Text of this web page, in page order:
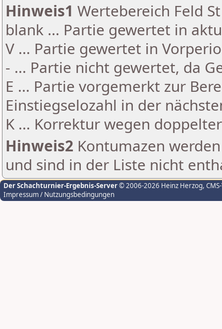
Hinweis1 Wertebereich Feld
blank ... Partie gewertet in
V ... Partie gewertet in
- ... Partie nicht gewertet, da
E ... Partie vorgemerkt zur
Einstiegselozahl in der
K ... Korrektur wegen
Hinweis2 Kontumazen
und sind in der Liste nicht
Der Schachturnier-Ergebnis-Server© 2006-2026 Heinz Herzog,
Impressum / Nutzungsbedingungen